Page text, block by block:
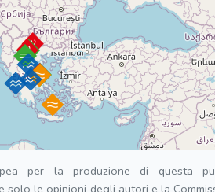
per la produzione di questa
le opinioni degli autori e la